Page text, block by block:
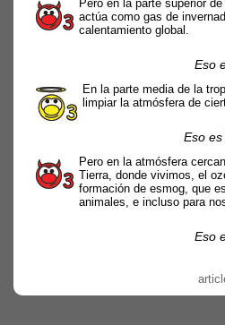
Pero en la parte superior
actúa como gas de
calentamiento global.
Eso
En la parte media de la
limpiar la atmósfera de
Eso es
Pero en la atmósfera
Tierra, donde vivimos, el
formación de esmog, que
animales, e incluso para
Eso